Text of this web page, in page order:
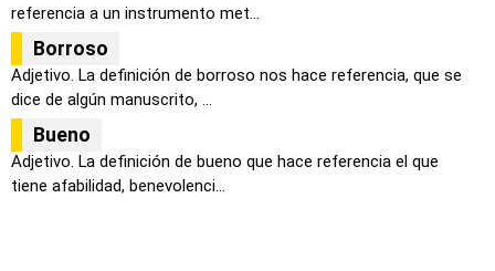
referencia a un instrumento met...
Borroso
Adjetivo. La definición de borroso nos hace referencia, que se
dice de algún manuscrito, ...
Bueno
Adjetivo. La definición de bueno que hace referencia el que
tiene afabilidad, benevolenci...